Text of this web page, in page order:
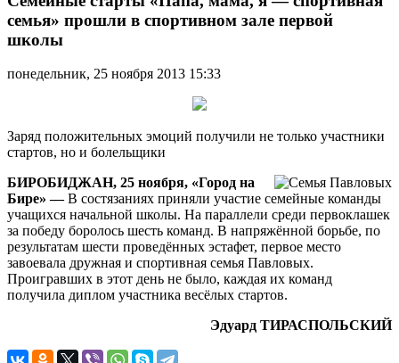
мама,
я
спортивная
спортивном
зале
школы
семья» прошли в спортивном зале первой
школы
понедельник, 25 ноября 2013 15:33
Заряд положительных эмоций получили не только участники
стартов, но и болельщики
БИРОБИДЖАН, 25 ноября, «Город на
Бире» —В состязаниях приняли участие семейные команды
учащихся начальной школы. На параллели среди первоклашек
за победу боролось шесть команд. В напряжённой борьбе, по
результатам шести проведённых эстафет, первое место
завоевала дружная и спортивная семья Павловых.
Проигравших в этот день не было, каждая их команд
получила диплом участника весёлых стартов.
Эдуард ТИРАСПОЛЬСКИЙ